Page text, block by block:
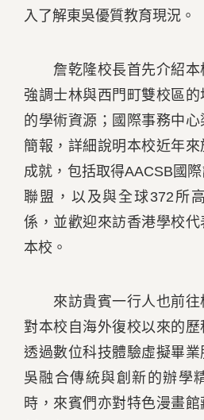
入了解東吳優質教育現況。
詹乾隆校長首先介紹本
強調士林與西門町雙校區
的學術資源；國際事務中
簡報，詳細說明本校近年
成就，包括取得AACSB國
聯盟，以及與全球372所
係，並歡迎來訪香港學校
本校。
來訪貴賓一行人也前往
對本校自海外復校以來的
透過數位科技體驗虛擬畢
吳融合傳統與創新的辦學
時，來賓們亦對特色漫畫